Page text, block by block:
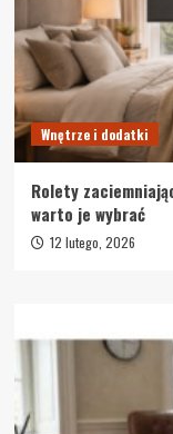
Wnętrze i dodatki
Rolety
warto je wybrać
12 lutego, 2026